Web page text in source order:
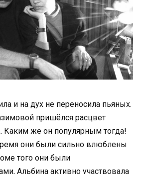
и на дух не переносила пьяных.
пришёлся расцвет
Каким же он популярным тогда!
они были сильно влюблены
того они были
Альбина активно участвовала